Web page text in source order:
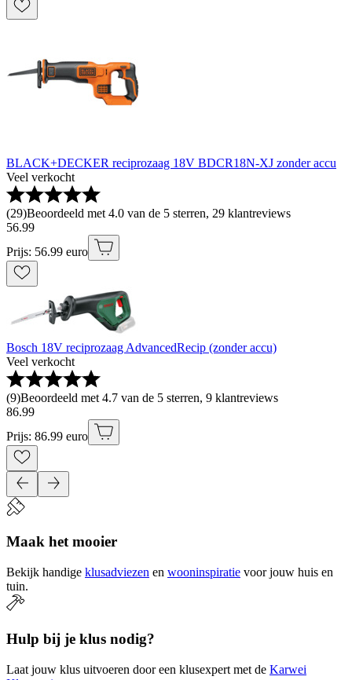
BLACK+DECKER reciprozaag 18V BDCR18N-XJ zonder accu
Veel verkocht
(29)Beoordeeld met 4.0 van de 5 sterren, 29 klantreviews
56.99
Prijs: 56.99 euro
Bosch 18V reciprozaag AdvancedRecip (zonder accu)
Veel verkocht
(9)Beoordeeld met 4.7 van de 5 sterren, 9 klantreviews
86.99
Prijs: 86.99 euro
Maak het mooier
Bekijk handige klusadviezen en wooninspiratie voor jouw huis en
tuin.
Hulp bij je klus nodig?
Laat jouw klus uitvoeren door een klusexpert met de Karwei